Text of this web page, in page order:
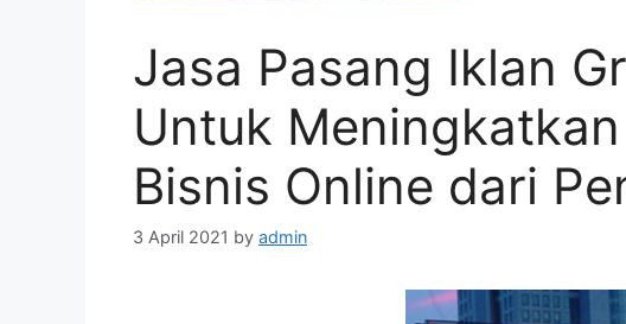
Jasa Pasang Iklan
Untuk
Bisnis Online dari
3 April 2021 by admin